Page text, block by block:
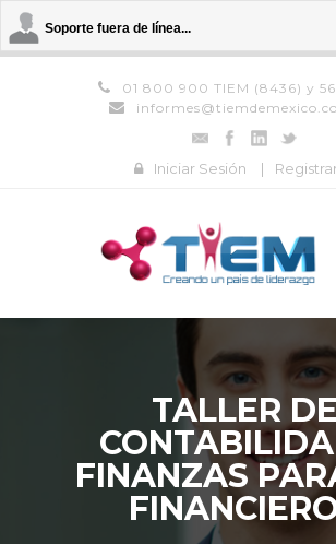
Soporte fuera de línea...
01 800 900 TIEM (8436) y
Iniciar Sesión |
TALLER DE
FINANZAS